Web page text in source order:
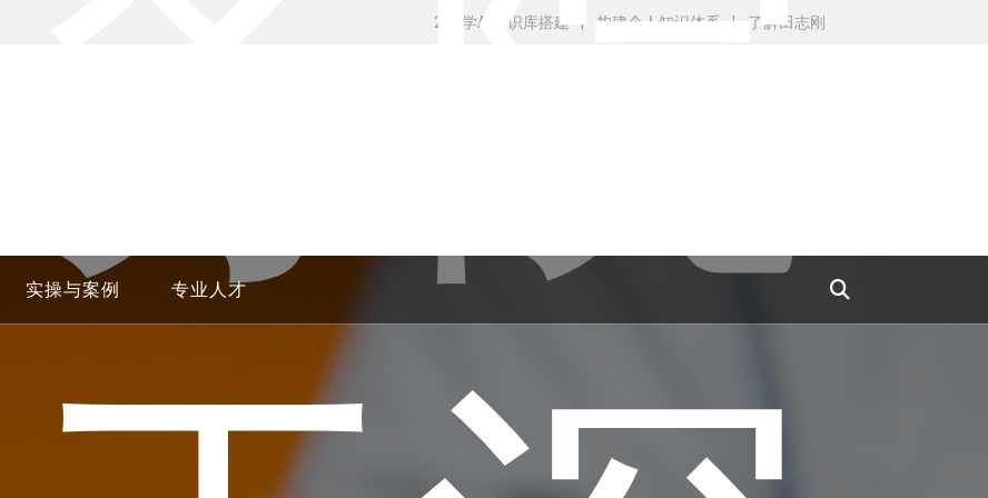
24H学AI知识库搭建 构建个人知识体系 了解田志刚
实操与案例 专业人才
院